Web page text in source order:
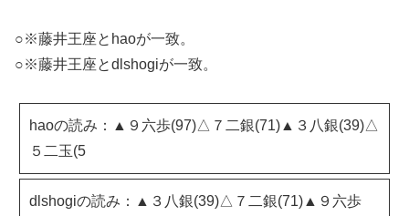
○※藤井王座とhaoが一致。
○※藤井王座とdlshogiが一致。
haoの読み：▲９六歩(97)△７二銀(71)▲３八銀(39)△
５二玉(5
dlshogiの読み：▲３八銀(39)△７二銀(71)▲９六歩